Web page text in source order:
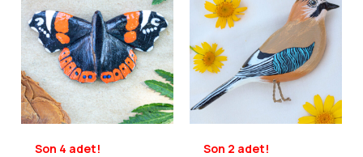
Son 4 adet! Son 2 adet!